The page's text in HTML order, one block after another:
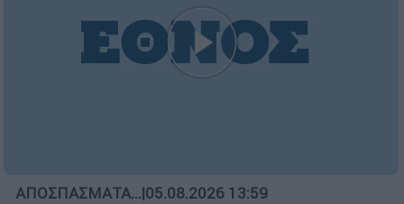
ΑΠΟΣΠΑΣΜΑΤΑ...|05.08.2026 13:59